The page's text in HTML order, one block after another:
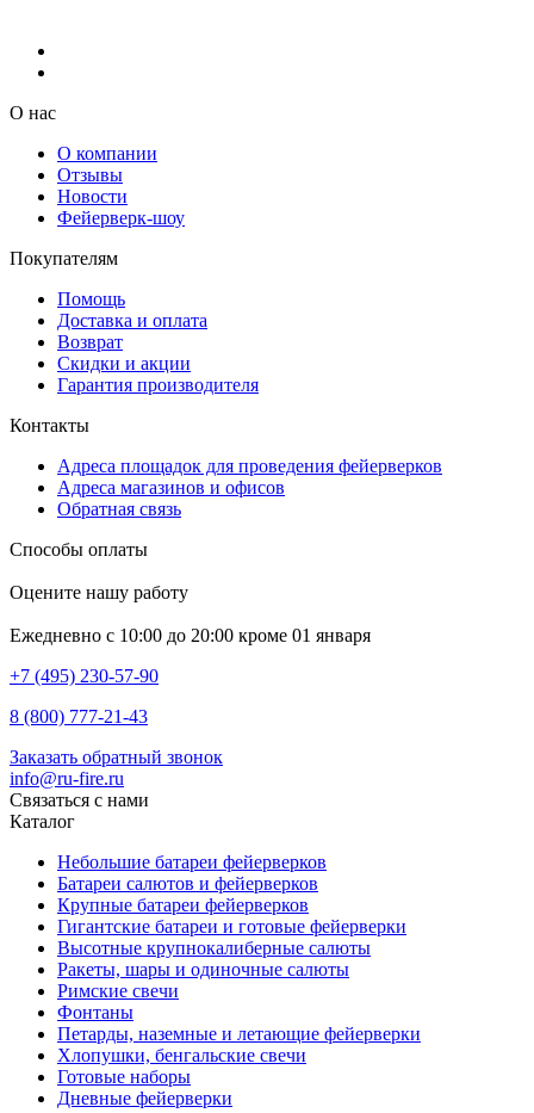
О нас
О компании
Отзывы
Новости
Фейерверк-шоу
Покупателям
Помощь
Доставка и оплата
Возврат
Скидки и акции
Гарантия производителя
Контакты
Адреса площадок для проведения фейерверков
Адреса магазинов и офисов
Обратная связь
Способы оплаты
Оцените нашу работу
Ежедневно с 10:00 до 20:00 кроме 01 января
+7 (495) 230-57-90
8 (800) 777-21-43
Заказать обратный звонок
info@ru-fire.ru
Связаться с нами
Каталог
Небольшие батареи фейерверков
Батареи салютов и фейерверков
Крупные батареи фейерверков
Гигантские батареи и готовые фейерверки
Высотные крупнокалиберные салюты
Ракеты, шары и одиночные салюты
Римские свечи
Фонтаны
Петарды, наземные и летающие фейерверки
Хлопушки, бенгальские свечи
Готовые наборы
Дневные фейерверки